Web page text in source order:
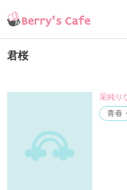
君桜
青春
采純り